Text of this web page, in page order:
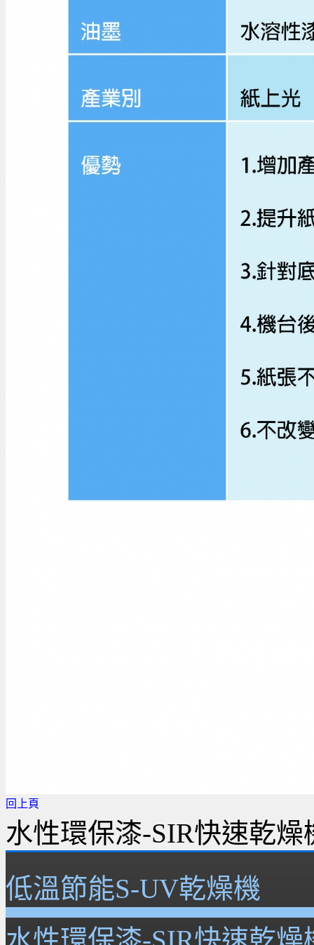
回上頁
水性環保漆-SIR快速乾燥
低溫節能S-UV乾燥機